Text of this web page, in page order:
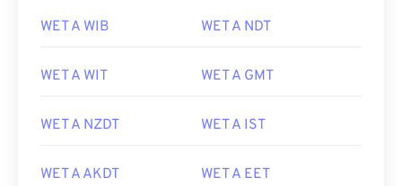
WET A WIB WET A NDT
WET A WIT WET A GMT
WET A NZDT WET A IST
WET A AKDT WET A EET